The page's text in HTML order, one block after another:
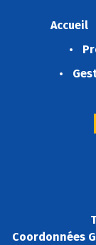
Accueil
Coordonnées